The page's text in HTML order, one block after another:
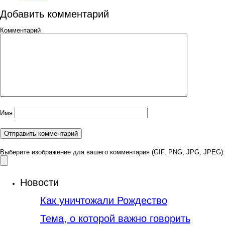
Добавить комментарий
Комментарий
Имя
Выберите изображение для вашего комментария (GIF, PNG, JPG, JPEG):
Новости
Как уничтожали Рождество
Тема, о которой важно говорить